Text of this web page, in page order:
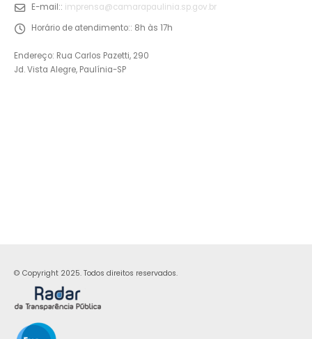
E-mail:: imprensa@camarapaulinia.sp.gov.br
Horário de atendimento:: 8h às 17h
Endereço: Rua Carlos Pazetti, 290
Jd. Vista Alegre, Paulínia-SP
© Copyright 2025. Todos direitos reservados.